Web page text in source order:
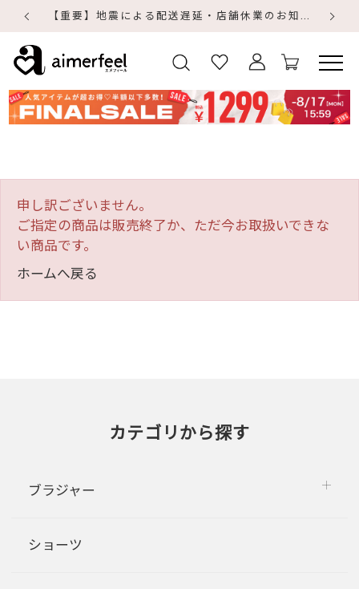
【重要】地震による配送遅延・店舗休業のお知らせ
申し訳ございません。
ご指定の商品は販売終了か、ただ今お取扱いできな
い商品です。
ホームへ戻る
カテゴリから探す
ブラジャー
ショーツ